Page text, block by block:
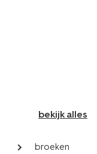
bekijk alles
broeken